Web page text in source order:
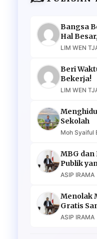
Bangsa
Hal
Murahan
LIM WEN
Beri
Bekerja!
LIM WEN
Sekolah
Moh Syaiful
MBG
Publik
Argumen
ASIP IRAMA
Menolak
Gratis
Menolak
ASIP IRAMA